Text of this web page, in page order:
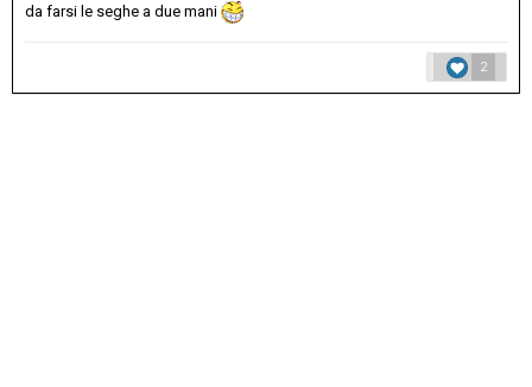
da farsi le seghe a due mani
2